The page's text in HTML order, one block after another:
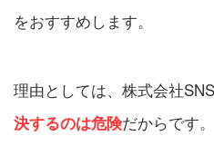
をおすすめします。
理由としては、株式会社
決するのは危険だからです。